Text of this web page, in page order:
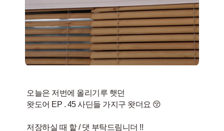
오늘은 저번에 올리기루 햇던
왓도어 EP . 45 사딘들 가지구 왓더요 😚